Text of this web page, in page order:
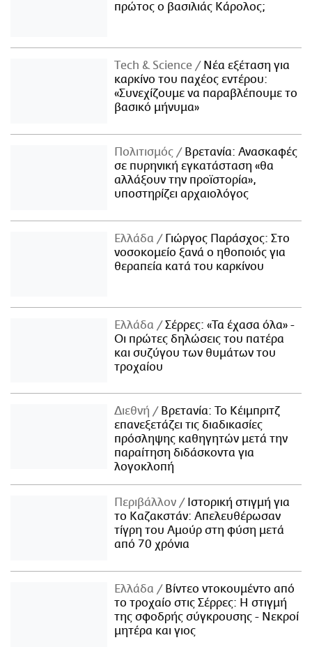
πρώτος ο βασιλιάς Κάρολος;
Τech & Science
Νέα εξέταση για
καρκίνο του παχέος εντέρου:
«Συνεχίζουμε να παραβλέπουμε το
βασικό μήνυμα»
Πολιτισμός
Βρετανία: Ανασκαφές
σε πυρηνική εγκατάσταση «θα
αλλάξουν την προϊστορία»,
υποστηρίζει αρχαιολόγος
Ελλάδα
Γιώργος Παράσχος: Στο
νοσοκομείο ξανά ο ηθοποιός για
θεραπεία κατά του καρκίνου
Ελλάδα
Σέρρες: «Τα έχασα όλα» -
Οι πρώτες δηλώσεις του πατέρα
και συζύγου των θυμάτων του
τροχαίου
Διεθνή
Βρετανία: Το Κέιμπριτζ
επανεξετάζει τις διαδικασίες
πρόσληψης καθηγητών μετά την
παραίτηση διδάσκοντα για
λογοκλοπή
Περιβάλλον
Ιστορική στιγμή για
το Καζακστάν: Απελευθέρωσαν
τίγρη του Αμούρ στη φύση μετά
από 70 χρόνια
Ελλάδα
Βίντεο ντοκουμέντο από
το τροχαίο στις Σέρρες: Η στιγμή
της σφοδρής σύγκρουσης - Νεκροί
μητέρα και γιος